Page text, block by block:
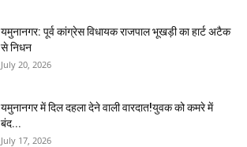
यमुनानगर: पूर्व कांग्रेस विधायक राजपाल भूखड़ी का हार्ट अटैक
से निधन
July 20, 2026
यमुनानगर में दिल दहला देने वाली वारदात!युवक को कमरे में
बंद...
July 17, 2026